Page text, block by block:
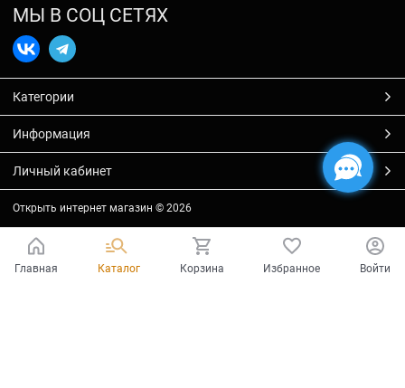
МЫ В СОЦ СЕТЯХ
Категории
Информация
Личный кабинет
Открыть интернет магазин © 2026
Главная Каталог Корзина Избранное Войти